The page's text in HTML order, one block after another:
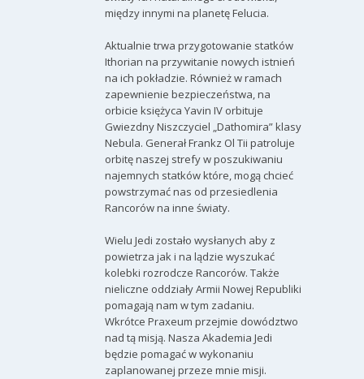
między innymi na planetę Felucia.
Aktualnie trwa przygotowanie statków
Ithorian na przywitanie nowych istnień
na ich pokładzie. Również w ramach
zapewnienie bezpieczeństwa, na
orbicie księżyca Yavin IV orbituje
Gwiezdny Niszczyciel „Dathomira” klasy
Nebula. Generał Frankz Ol Tii patroluje
orbitę naszej strefy w poszukiwaniu
najemnych statków które, mogą chcieć
powstrzymać nas od przesiedlenia
Rancorów na inne światy.
Wielu Jedi zostało wysłanych aby z
powietrza jak i na lądzie wyszukać
kolebki rozrodcze Rancorów. Także
nieliczne oddziały Armii Nowej Republiki
pomagają nam w tym zadaniu.
Wkrótce Praxeum przejmie dowództwo
nad tą misją. Nasza Akademia Jedi
będzie pomagać w wykonaniu
zaplanowanej przeze mnie misji.